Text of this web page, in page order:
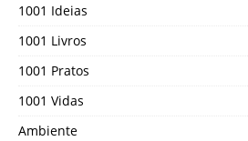
1001 Ideias
1001 Livros
1001 Pratos
1001 Vidas
Ambiente